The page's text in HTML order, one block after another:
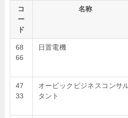
コ
ー
ド
名称
68
66
日置電機
47
33
オービックビジネスコンサ
タント